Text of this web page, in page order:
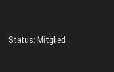
Status: Mitglied